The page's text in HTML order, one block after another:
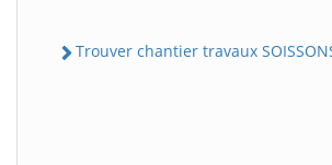
Trouver chantier travaux